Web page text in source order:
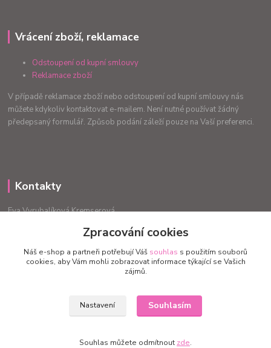
Vrácení zboží, reklamace
Odstoupení od kupní smlouvy
Reklamace zboží
V případě reklamace zboží nebo odstoupení od kupní smlouvy nás
můžete kdykoliv kontaktovat e-mailem. Není nutné používat žádný
předepsaný formulář. Způsob podání záleží pouze na Vaší preferenci.
Kontakty
Eva Vyrubalíková Kremserová
info.radost@email.cz
Upravit sběr cookies.
Zpracování cookies
Náš e-shop a partneři potřebují Váš souhlas s použitím souborů
cookies, aby Vám mohli zobrazovat informace týkající se Vašich
zájmů.
Nastavení Souhlasím
Souhlas můžete odmítnout zde.